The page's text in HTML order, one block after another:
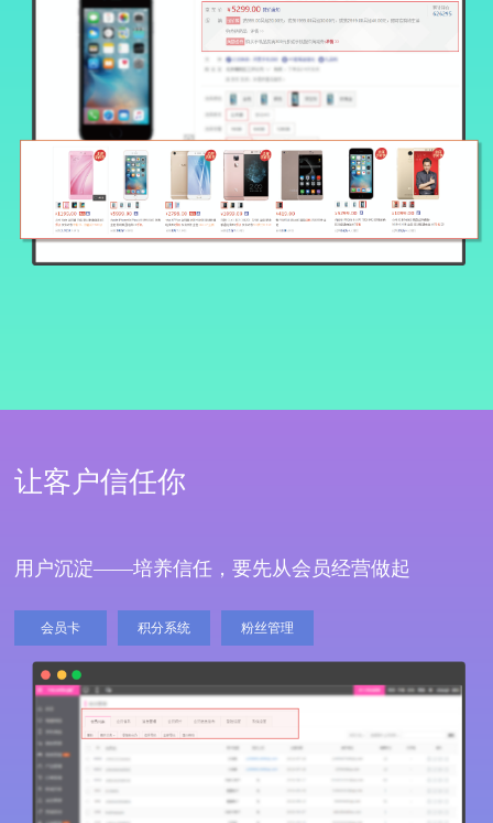
让客户信任你
用户沉淀——培养信任，要先从会员经营做起
会员卡 积分系统 粉丝管理